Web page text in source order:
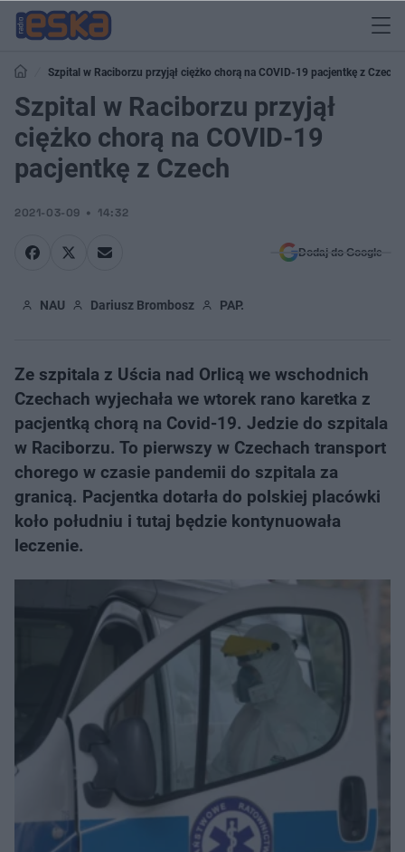
Szpital w Raciborzu przyjął ciężko chorą na COVID-19 pacjentkę z Czech
Szpital w Raciborzu przyjął
ciężko chorą na COVID-19
pacjentkę z Czech
2021-03-09 14:32
Dodaj do Google
NAU Dariusz Brombosz PAP.
Ze szpitala z Uścia nad Orlicą we wschodnich
Czechach wyjechała we wtorek rano karetka z
pacjentką chorą na Covid-19. Jedzie do szpitala
w Raciborzu. To pierwszy w Czechach transport
chorego w czasie pandemii do szpitala za
granicą. Pacjentka dotarła do polskiej placówki
koło południu i tutaj będzie kontynuowała
leczenie.